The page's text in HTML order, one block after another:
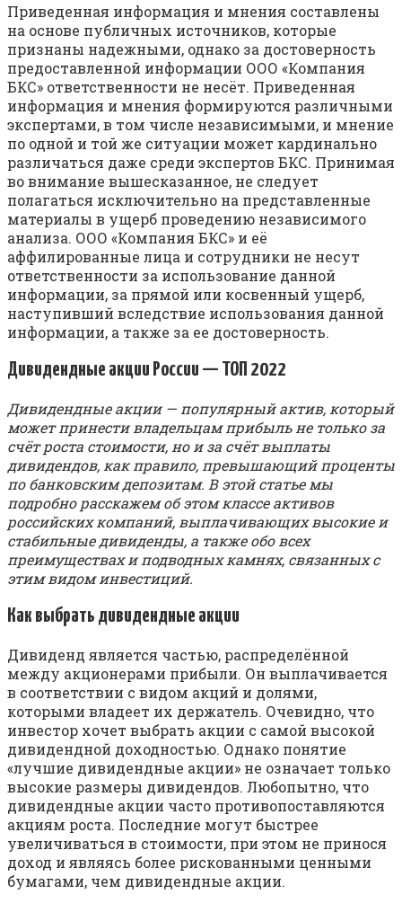
Приведенная информация и мнения составлены
на основе публичных источников, которые
признаны надежными, однако за достоверность
предоставленной информации ООО «Компания
БКС» ответственности не несёт. Приведенная
информация и мнения формируются различными
экспертами, в том числе независимыми, и мнение
по одной и той же ситуации может кардинально
различаться даже среди экспертов БКС. Принимая
во внимание вышесказанное, не следует
полагаться исключительно на представленные
материалы в ущерб проведению независимого
анализа. ООО «Компания БКС» и её
аффилированные лица и сотрудники не несут
ответственности за использование данной
информации, за прямой или косвенный ущерб,
наступивший вследствие использования данной
информации, а также за ее достоверность.
Дивидендные акции России — ТОП 2022
Дивидендные акции — популярный актив, который
может принести владельцам прибыль не только за
счёт роста стоимости, но и за счёт выплаты
дивидендов, как правило, превышающий проценты
по банковским депозитам. В этой статье мы
подробно расскажем об этом классе активов
российских компаний, выплачивающих высокие и
стабильные дивиденды, а также обо всех
преимуществах и подводных камнях, связанных с
этим видом инвестиций.
Как выбрать дивидендные акции
Дивиденд является частью, распределённой
между акционерами прибыли. Он выплачивается
в соответствии с видом акций и долями,
которыми владеет их держатель. Очевидно, что
инвестор хочет выбрать акции с самой высокой
дивидендной доходностью. Однако понятие
«лучшие дивидендные акции» не означает только
высокие размеры дивидендов. Любопытно, что
дивидендные акции часто противопоставляются
акциям роста. Последние могут быстрее
увеличиваться в стоимости, при этом не принося
доход и являясь более рискованными ценными
бумагами, чем дивидендные акции.